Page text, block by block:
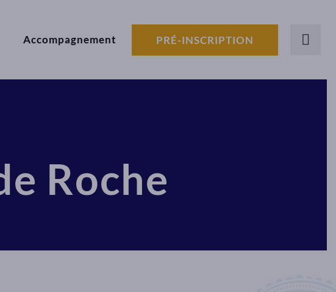
Accompagnement PRÉ-INSCRIPTION
Roche